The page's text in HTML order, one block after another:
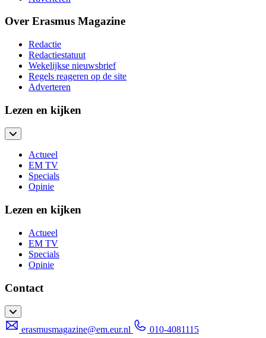
Over Erasmus Magazine
Redactie
Redactiestatuut
Wekelijkse nieuwsbrief
Regels reageren op de site
Adverteren
Lezen en kijken
Actueel
EM TV
Specials
Opinie
Lezen en kijken
Actueel
EM TV
Specials
Opinie
Contact
erasmusmagazine@em.eur.nl
010-4081115